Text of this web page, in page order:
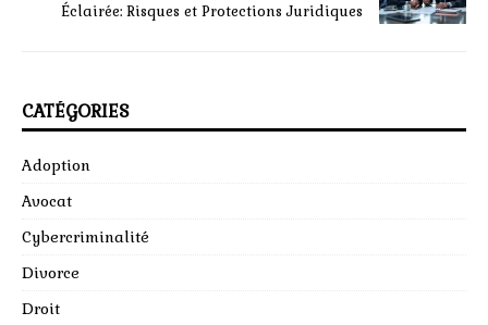
Éclairée: Risques et Protections Juridiques
CATÉGORIES
Adoption
Avocat
Cybercriminalité
Divorce
Droit